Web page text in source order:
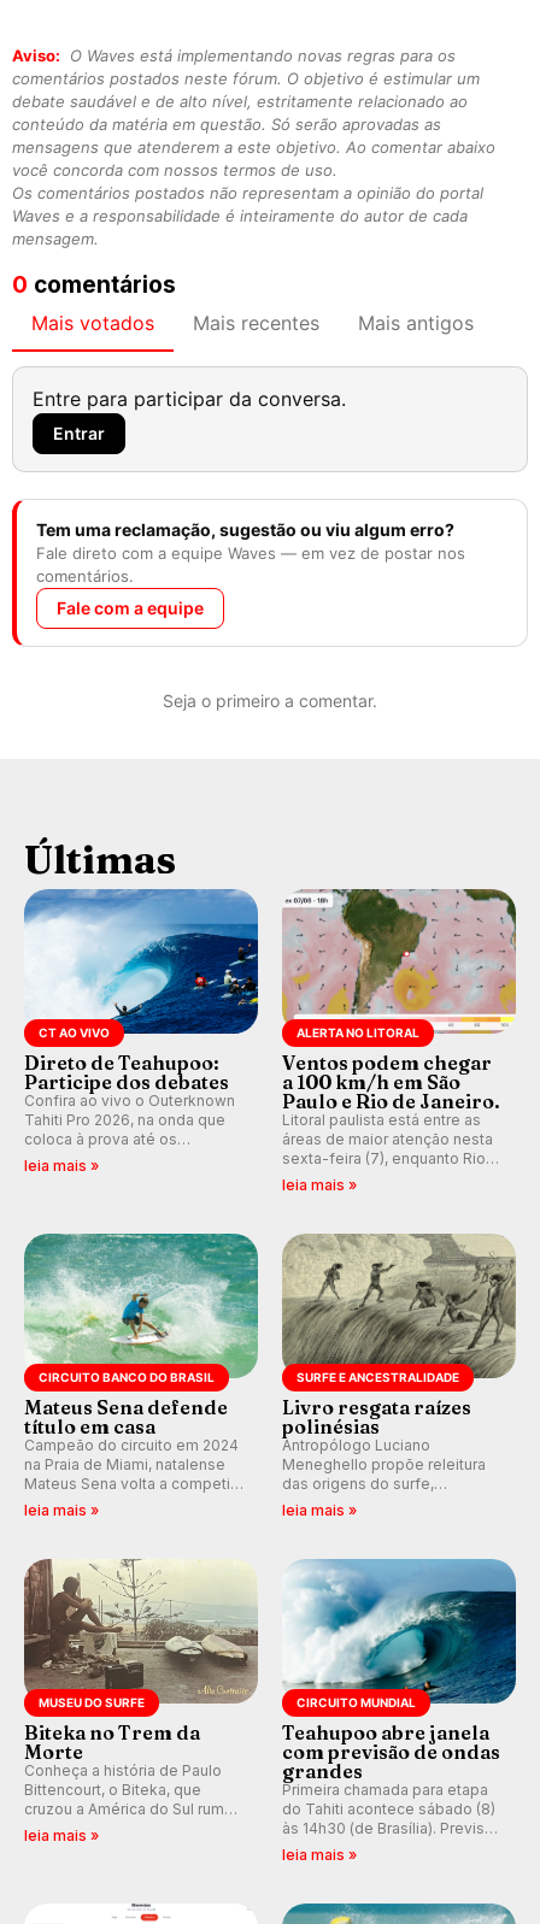
Aviso:
O Waves está implementando novas regras para os
comentários postados neste fórum. O objetivo é estimular um
debate saudável e de alto nível, estritamente relacionado ao
conteúdo da matéria em questão. Só serão aprovadas as
mensagens que atenderem a este objetivo. Ao comentar abaixo
você concorda com nossos termos de uso.
Os comentários postados não representam a opinião do portal
Waves e a responsabilidade é inteiramente do autor de cada
mensagem.
0 comentários
Mais votados Mais recentes Mais antigos
Entre para participar da conversa.
Entrar
Tem uma reclamação, sugestão ou viu algum erro?
Fale direto com a equipe Waves — em vez de postar nos
comentários.
Fale com a equipe
Seja o primeiro a comentar.
Últimas
CT AO VIVO
Direto de Teahupoo:
Participe dos debates
Confira ao vivo o Outerknown
Tahiti Pro 2026, na onda que
coloca à prova até os
melhores surfistas do mundo.
leia mais »
ALERTA NO LITORAL
Ventos podem chegar
a 100 km/h em São
Paulo e Rio de Janeiro.
Litoral paulista está entre as
áreas de maior atenção nesta
sexta-feira (7), enquanto Rio
de Janeiro também recebe
km/h em Itanhaém.
leia mais »
CIRCUITO BANCO DO BRASIL
Mateus Sena defende
título em casa
Campeão do circuito em 2024
na Praia de Miami, natalense
Mateus Sena volta a competir
em casa em busca de manter a
leia mais »
SURFE E ANCESTRALIDADE
Livro resgata raízes
polinésias
Antropólogo Luciano
Meneghello propõe releitura
das origens do surfe,
resgatando a cultura polinésia
prática em esporte e indústria.
leia mais »
MUSEU DO SURFE
Biteka no Trem da
Morte
Conheça a história de Paulo
Bittencourt, o Biteka, que
cruzou a América do Sul rumo
ao Pacífico em uma jornada
leia mais »
CIRCUITO MUNDIAL
Teahupoo abre janela
com previsão de ondas
grandes
Primeira chamada para etapa
do Tahiti acontece sábado (8)
às 14h30 (de Brasília). Previsão
indica swell consistente.
Kelly Slater convidado.
leia mais »